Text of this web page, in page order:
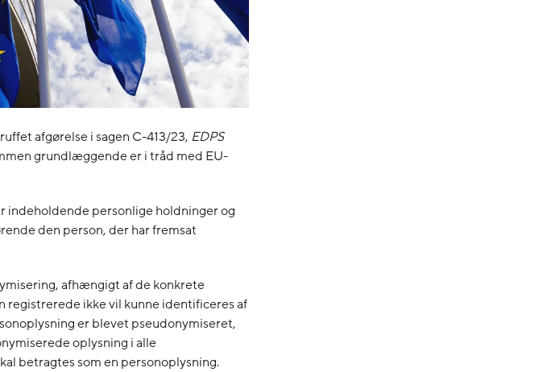
afgørelse i sagen C-413/23, EDPS
grundlæggende er i tråd med EU-
indeholdende personlige holdninger og
den person, der har fremsat
afhængigt af de konkrete
ikke vil kunne identificeres af
er blevet pseudonymiseret,
oplysning i alle
betragtes som en personoplysning.